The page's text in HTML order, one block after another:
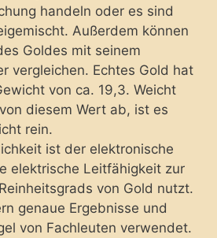
handeln oder es sind
Außerdem können
Goldes mit seinem
vergleichen. Echtes Gold hat
von ca. 19,3. Weicht
diesem Wert ab, ist es
rein.
ist der elektronische
elektrische Leitfähigkeit zur
von Gold nutzt.
genaue Ergebnisse und
von Fachleuten verwendet.